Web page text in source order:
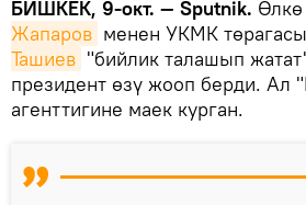
БИШКЕК, 9-окт. — Sputnik.
Жапаров менен УКМК төрагасы
Ташиев "бийлик талашып
президент өзү жооп берди. Ал
агенттигине маек курган.